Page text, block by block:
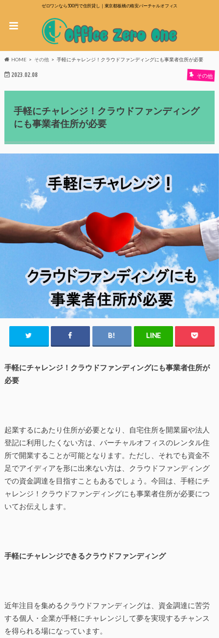
ゼロワンなら500円で住所貸し｜東京都板橋の格安バーチャルオフィス
HOME その他 手軽にチャレンジ！クラウドファンディングにも事業者住所が必要
2023.02.08 その他
手軽にチャレンジ！クラウドファンディング
にも事業者住所が必要
手軽にチャレンジ！クラウドファンディングにも事業者住所が
必要
起業するにあたり住所が必要となり、自宅住所を開業届や法人
登記に利用したくない方は、バーチャルオフィスのレンタル住
所で開業することが可能となります。ただし、それでも資金不
足でアイディアを形に出来ない方は、クラウドファンディング
での資金調達を目指すこともあるでしょう。今回は、手軽にチ
ャレンジ！クラウドファンディングにも事業者住所が必要につ
いてお伝えします。
手軽にチャレンジできるクラウドファンディング
近年注目を集めるクラウドファンディングは、資金調達に苦労
する個人・企業が手軽にチャレンジして夢を実現するチャンス
を得られる場になっています。